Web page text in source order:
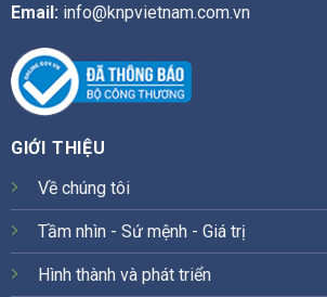
Email: info@knpvietnam.com.vn
GIỚI THIỆU
Về chúng tôi
Tầm nhìn - Sứ mệnh - Giá trị
Hình thành và phát triển